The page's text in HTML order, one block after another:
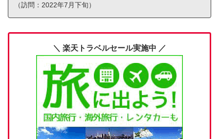
（訪問：2022年7月下旬）
＼ 楽天トラベルセール実施中 ／